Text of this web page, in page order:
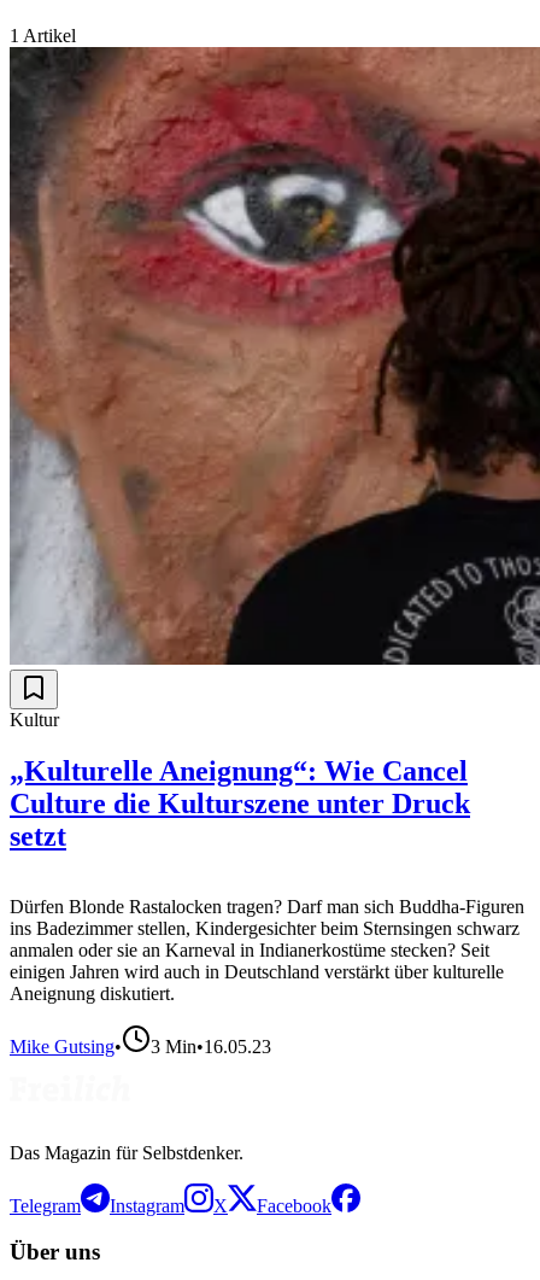
1 Artikel
Kultur
„Kulturelle Aneignung“: Wie Cancel
Culture die Kulturszene unter Druck
setzt
Dürfen Blonde Rastalocken tragen? Darf man sich Buddha-Figuren
ins Badezimmer stellen, Kindergesichter beim Sternsingen schwarz
anmalen oder sie an Karneval in Indianerkostüme stecken? Seit
einigen Jahren wird auch in Deutschland verstärkt über kulturelle
Aneignung diskutiert.
Mike Gutsing• 3 Min•16.05.23
Das Magazin für Selbstdenker.
Telegram Instagram X Facebook
Über uns